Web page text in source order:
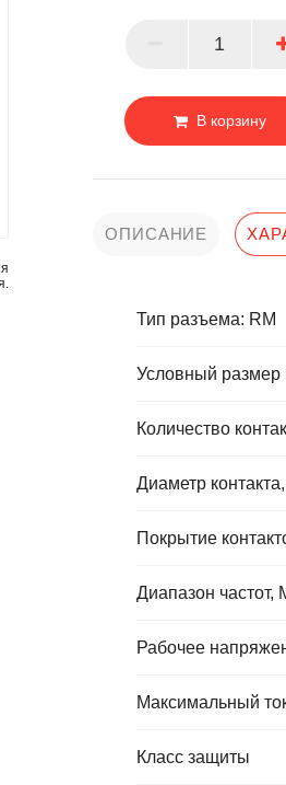
В корзину
ОПИСАНИЕ
Тип разъема: RM
Условный размер
Количество
Диаметр
Покрытие
Диапазон частот,
Рабочее
Максимальный
Класс защиты